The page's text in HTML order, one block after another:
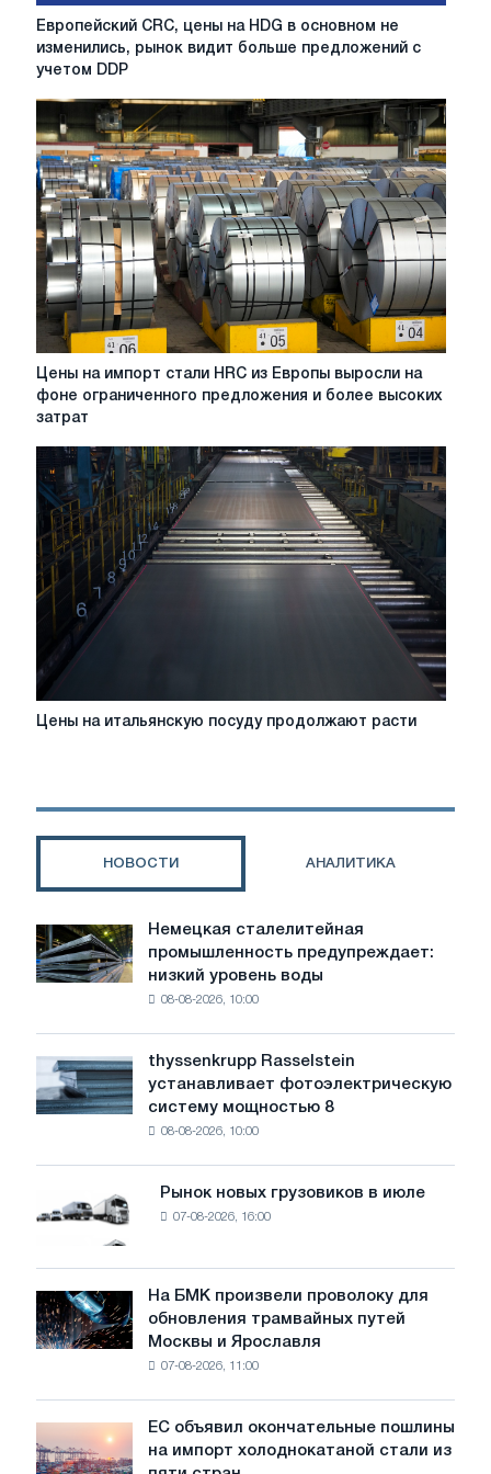
Европейский
CRC,
в
основном
не
изменились,
рынок
видит
больше
предложений
с
учетом
CBAM
Европейский CRC, цены на HDG в основном не
изменились, рынок видит больше предложений с
учетом DDP
Цены
на
импорт
HRC
из
Европы
выросли
на
фоне
ограниченного
предложения
более
высоких
Цены на импорт стали HRC из Европы выросли на
фоне ограниченного предложения и более высоких
затрат
Цены
продолжают
Цены на итальянскую посуду продолжают расти
НОВОСТИ АНАЛИТИКА
Немецкая
сталелитейная
промышленность
предупреждает:
воды
угрожает
Немецкая сталелитейная
промышленность предупреждает:
низкий уровень воды
08-08-2026, 10:00
thyssenkrupp
Rasselstein
устанавливает
фотоэлектрическую
целей
обезуглероживания
thyssenkrupp Rasselstein
устанавливает фотоэлектрическую
систему мощностью 8
08-08-2026, 10:00
Рынок
новых
грузовиков
в
июле
Рынок новых грузовиков в июле
07-08-2026, 16:00
На
БМК
произвели
трамвайных
путей
На БМК произвели проволоку для
обновления трамвайных путей
Москвы и Ярославля
07-08-2026, 11:00
объявил
ЕС объявил окончательные пошлины
на импорт холоднокатаной стали из